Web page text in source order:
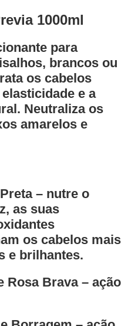
1000ml
para
brancos ou
os cabelos
e a
Neutraliza os
amarelos e
– nutre o
as suas
os cabelos mais
e brilhantes.
Rosa Brava – ação